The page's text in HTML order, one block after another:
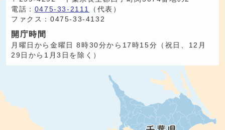
電話： 0475-33-2111
（代表）
ファクス：0475-33-4132
開庁時間
月曜日から金曜日 8時30分から17時15分（祝日、12月
29日から1月3日を除く）